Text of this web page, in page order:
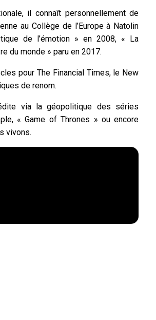
il connaît personnellement de
au Collège de l’Europe à Natolin
de l’émotion » en 2008, « La
du monde » paru en 2017.
pour The Financial Times, le New
de renom.
via la géopolitique des séries
« Game of Thrones » ou encore
vivons.